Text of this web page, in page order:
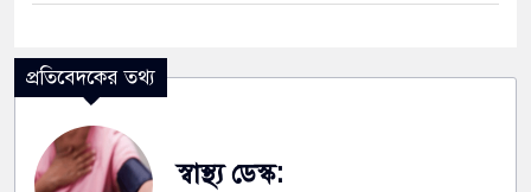
প্রতিবেদকের তথ্য
স্বাস্থ্য ডেস্ক: